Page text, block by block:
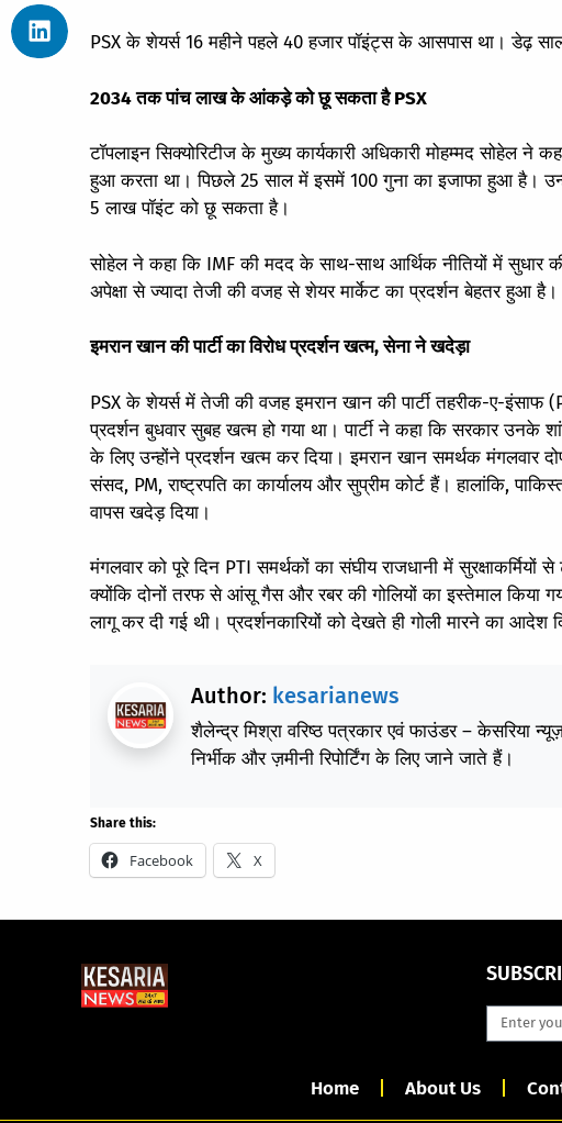
PSX के शेयर्स 16 महीने पहले 40 हजार पॉइंट्स के आसपास था। डेढ़
2034 तक पांच लाख के आंकड़े को छू सकता है PSX
टॉपलाइन सिक्योरिटीज के मुख्य कार्यकारी अधिकारी मोहम्मद
हुआ करता था। पिछले 25 साल में इसमें 100 गुना का इजाफा हुआ है।
5 लाख पॉइंट को छू सकता है।
सोहेल ने कहा कि IMF की मदद के साथ-साथ आर्थिक नीतियों में सुधार
अपेक्षा से ज्यादा तेजी की वजह से शेयर मार्केट का प्रदर्शन बेहतर हुआ है।
इमरान खान की पार्टी का विरोध प्रदर्शन खत्म, सेना ने खदेड़ा
PSX के शेयर्स में तेजी की वजह इमरान खान की पार्टी तहरीक-ए-इंसाफ
प्रदर्शन बुधवार सुबह खत्म हो गया था। पार्टी ने कहा कि सरकार उनके
के लिए उन्होंने प्रदर्शन खत्म कर दिया। इमरान खान समर्थक मंगलवार
संसद, PM, राष्ट्रपति का कार्यालय और सुप्रीम कोर्ट हैं। हालांकि,
वापस खदेड़ दिया।
मंगलवार को पूरे दिन PTI समर्थकों का संघीय राजधानी में
क्योंकि दोनों तरफ से आंसू गैस और रबर की गोलियों का इस्तेमाल किया
लागू कर दी गई थी। प्रदर्शनकारियों को देखते ही गोली मारने का आदेश
Author: kesarianews
शैलेन्द्र मिश्रा वरिष्ठ पत्रकार एवं फाउंडर – केसरिया
निर्भीक और ज़मीनी रिपोर्टिंग के लिए जाने जाते हैं।
Share this:
Facebook X
Home About Us